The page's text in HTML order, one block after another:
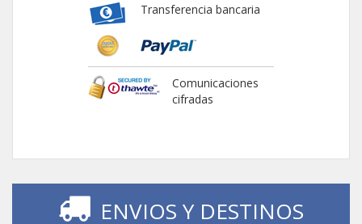
Transferencia bancaria
Comunicaciones
cifradas
ENVIOS Y DESTINOS